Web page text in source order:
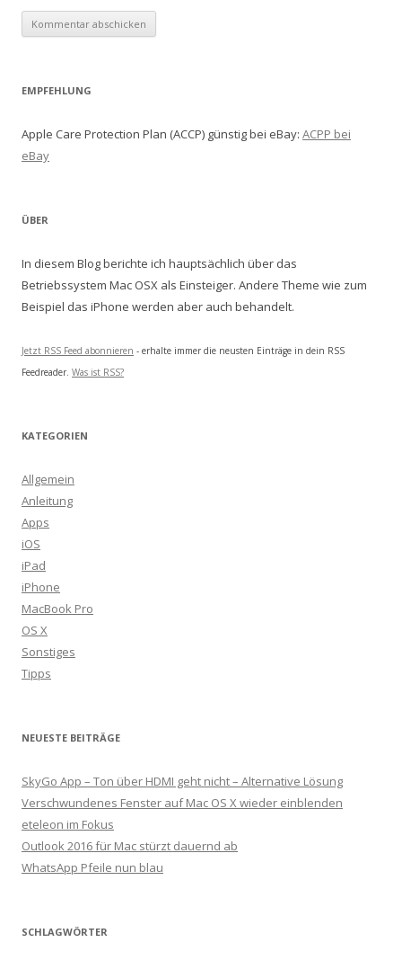
EMPFEHLUNG
Apple Care Protection Plan (ACCP) günstig bei eBay: ACPP bei
eBay
ÜBER
In diesem Blog berichte ich hauptsächlich über das
Betriebssystem Mac OSX als Einsteiger. Andere Theme wie zum
Beispiel das iPhone werden aber auch behandelt.
Jetzt RSS Feed abonnieren - erhalte immer die neusten Einträge in dein RSS
Feedreader. Was ist RSS?
KATEGORIEN
Allgemein
Anleitung
Apps
iOS
iPad
iPhone
MacBook Pro
OS X
Sonstiges
Tipps
NEUESTE BEITRÄGE
SkyGo App – Ton über HDMI geht nicht – Alternative Lösung
Verschwundenes Fenster auf Mac OS X wieder einblenden
eteleon im Fokus
Outlook 2016 für Mac stürzt dauernd ab
WhatsApp Pfeile nun blau
SCHLAGWÖRTER